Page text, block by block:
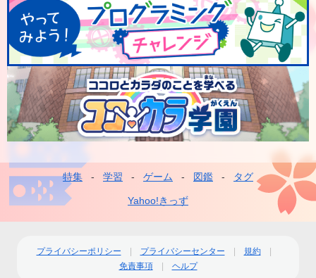
フ
ッ
タ
ー
特集 学習 ゲーム 図鑑 タグ
Yahoo!きっず
プライバシーポリシー プライバシーセンター
規約
免責事項
ヘルプ